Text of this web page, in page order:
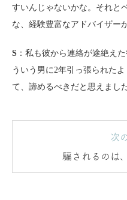
すいんじゃないかな。それと
な、経験豊富なアドバイザー
S ：私も彼から連絡が途絶え
ういう男に2年引っ張られた
て、諦めるべきだと思えました
次
騙されるのは
子